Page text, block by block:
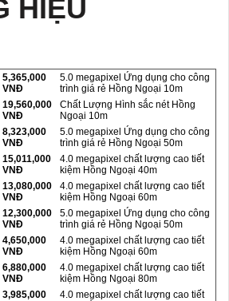
HIỆU
5,365,000
VNĐ
5.0 megapixel Ứng dụng cho công
trình giá rẻ Hồng Ngoại 10m
19,560,000
VNĐ
Chất Lượng Hình sắc nét Hồng
Ngoại 10m
8,323,000
VNĐ
5.0 megapixel Ứng dụng cho công
trình giá rẻ Hồng Ngoại 50m
15,011,000
VNĐ
4.0 megapixel chất lượng cao tiết
kiệm Hồng Ngoại 40m
13,080,000
VNĐ
4.0 megapixel chất lượng cao tiết
kiệm Hồng Ngoại 60m
12,300,000
VNĐ
5.0 megapixel Ứng dụng cho công
trình giá rẻ Hồng Ngoại 50m
4,650,000
VNĐ
4.0 megapixel chất lượng cao tiết
kiệm Hồng Ngoại 60m
6,880,000
VNĐ
4.0 megapixel chất lượng cao tiết
kiệm Hồng Ngoại 80m
3,985,000
4.0 megapixel chất lượng cao tiết